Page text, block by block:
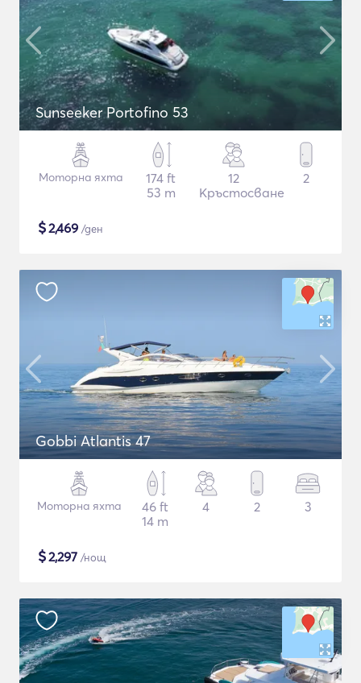
Sunseeker Portofino 53
Моторна яхта
174 ft
53 m
12
Кръстосване
2
$2,469 /ден
Gobbi Atlantis 47
Моторна яхта
46 ft
14 m
4 2 3
$2,297 /нощ